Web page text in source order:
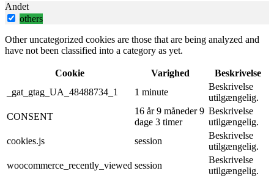
Andet
others
Other uncategorized cookies are those that are being analyzed and
have not been classified into a category as yet.
Cookie Varighed
Beskrivelse
_gat_gtag_UA_48488734_1
1 minute
Beskrivelse
utilgængelig.
CONSENT
16 år 9 måneder 9
dage 3 timer
Beskrivelse
utilgængelig.
cookies.js
session
Beskrivelse
utilgængelig.
woocommerce_recently_viewed session
Beskrivelse
utilgængelig.